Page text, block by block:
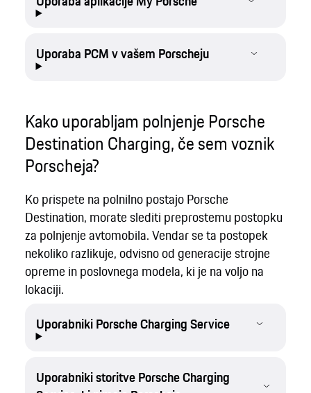
Uporaba PCM v vašem Porscheju
Kako uporabljam polnjenje Porsche
Destination Charging, če sem voznik
Porscheja?
Ko prispete na polnilno postajo Porsche
Destination, morate slediti preprostemu postopku
za polnjenje avtomobila. Vendar se ta postopek
nekoliko razlikuje, odvisno od generacije strojne
opreme in poslovnega modela, ki je na voljo na
lokaciji.
Uporabniki Porsche Charging Service
Uporabniki storitve Porsche Charging